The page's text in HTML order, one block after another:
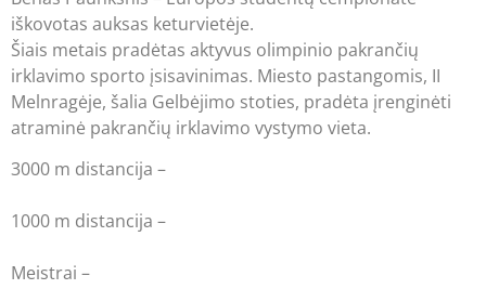
iškovotas auksas keturvietėje.
Šiais metais pradėtas aktyvus olimpinio pakrančių
irklavimo sporto įsisavinimas. Miesto pastangomis, II
Melnragėje, šalia Gelbėjimo stoties, pradėta įrenginėti
atraminė pakrančių irklavimo vystymo vieta.
3000 m distancija –
1000 m distancija –
Meistrai –